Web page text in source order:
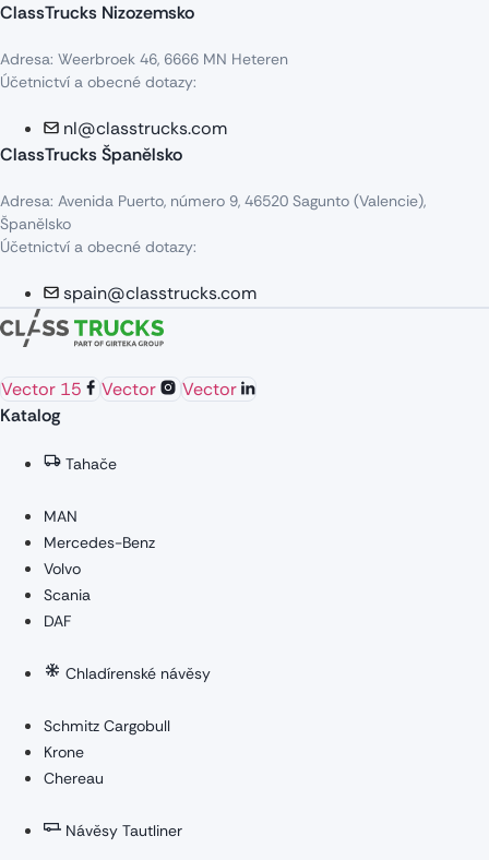
ClassTrucks Nizozemsko​
Adresa: Weerbroek 46, 6666 MN Heteren
Účetnictví a obecné dotazy:
nl@classtrucks.com
ClassTrucks Španělsko
Adresa: Avenida Puerto, número 9, 46520 Sagunto (Valencie),
Španělsko
Účetnictví a obecné dotazy:
spain@classtrucks.com
Vector 15 Vector
Vector
Katalog
Tahače
MAN
Mercedes-Benz
Volvo
Scania
DAF
Chladírenské návěsy
Schmitz Cargobull
Krone
Chereau
Návěsy Tautliner